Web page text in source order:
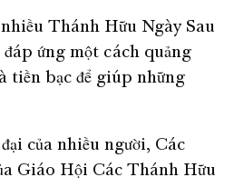
Thánh Hữu Ngày Sau
ứng một cách quảng
tiền bạc để giúp những
của nhiều người, Các
Giáo Hội Các Thánh Hữu